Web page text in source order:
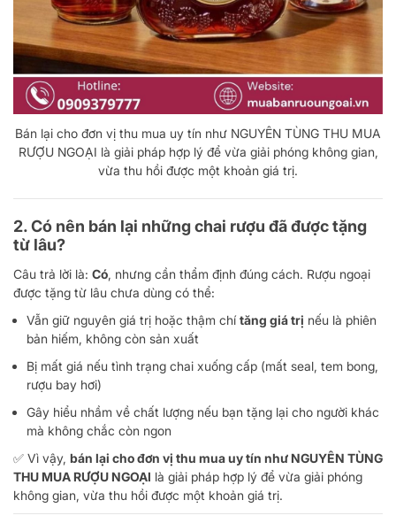
Bán lại cho đơn vị thu mua uy tín như NGUYÊN TÙNG THU MUA
RƯỢU NGOẠI là giải pháp hợp lý để vừa giải phóng không gian,
vừa thu hồi được một khoản giá trị.
2. Có nên bán lại những chai rượu đã được tặng
từ lâu?
Câu trả lời là: Có, nhưng cần thẩm định đúng cách. Rượu ngoại
được tặng từ lâu chưa dùng có thể:
Vẫn giữ nguyên giá trị hoặc thậm chítăng giá trị nếu là phiên
bản hiếm, không còn sản xuất
Bị mất giá nếu tình trạng chai xuống cấp (mất seal, tem bong,
rượu bay hơi)
Gây hiểu nhầm về chất lượng nếu bạn tặng lại cho người khác
mà không chắc còn ngon
✅ Vì vậy, bán lại cho đơn vị thu mua uy tín nhưNGUYÊN TÙNG
THU MUA RƯỢU NGOẠI là giải pháp hợp lý để vừa giải phóng
không gian, vừa thu hồi được một khoản giá trị.